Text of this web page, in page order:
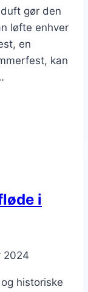
gør den
løfte enhver
en
kan
i
2024
historiske